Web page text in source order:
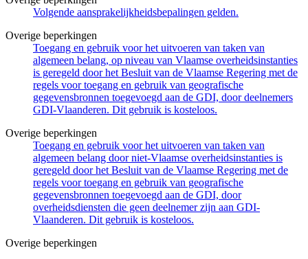
Volgende aansprakelijkheidsbepalingen gelden.
Overige beperkingen
Toegang en gebruik voor het uitvoeren van taken van
algemeen belang, op niveau van Vlaamse overheidsinstanties
is geregeld door het Besluit van de Vlaamse Regering met de
regels voor toegang en gebruik van geografische
gegevensbronnen toegevoegd aan de GDI, door deelnemers
GDI-Vlaanderen. Dit gebruik is kosteloos.
Overige beperkingen
Toegang en gebruik voor het uitvoeren van taken van
algemeen belang door niet-Vlaamse overheidsinstanties is
geregeld door het Besluit van de Vlaamse Regering met de
regels voor toegang en gebruik van geografische
gegevensbronnen toegevoegd aan de GDI, door
overheidsdiensten die geen deelnemer zijn aan GDI-
Vlaanderen. Dit gebruik is kosteloos.
Overige beperkingen